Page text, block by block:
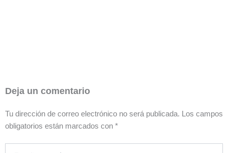
Deja un comentario
Tu dirección de correo electrónico no será publicada.
Los campos
obligatorios están marcados con *